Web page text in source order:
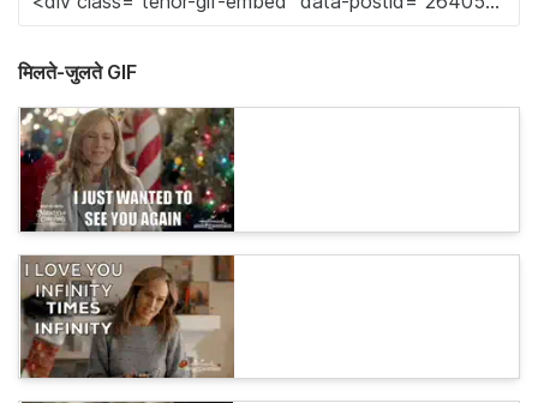
मिलते-जुलते GIF